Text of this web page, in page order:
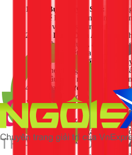
Hút Bụi Chuyên Sâu: Sử
lớn để loại bỏ hoàn toàn bụi
mảnh vụn ẩn sâu trong kẽ ghế.
Phun Dung Dịch An Toàn:
sofa chuyên dụng, an toàn cho
phá vỡ liên kết của vết bẩn.
Đánh Tan Vết Bẩn:
Dùng
chà nhẹ nhàng trên bề mặt để
bám lâu ngày mà không làm
Hút Sạch Nước Bẩn:
Máy hút
toàn bộ hỗn hợp nước bẩn, vi
khỏi sofa. Đây là bước quyết
sâu.
Sấy Khô Nhanh Chóng:Sử
lớn để làm khô sofa chỉ trong
tình trạng ẩm mốc phát sinh trở